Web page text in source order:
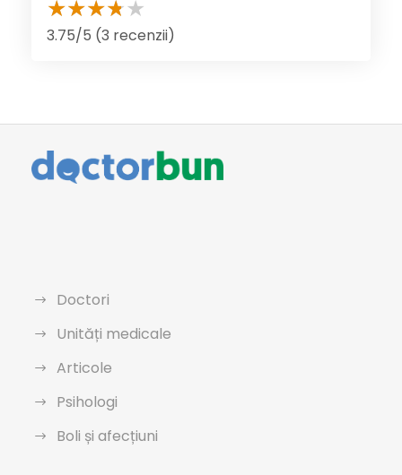
3.75/5 (3 recenzii)
Doctori
Unități medicale
Articole
Psihologi
Boli și afecțiuni